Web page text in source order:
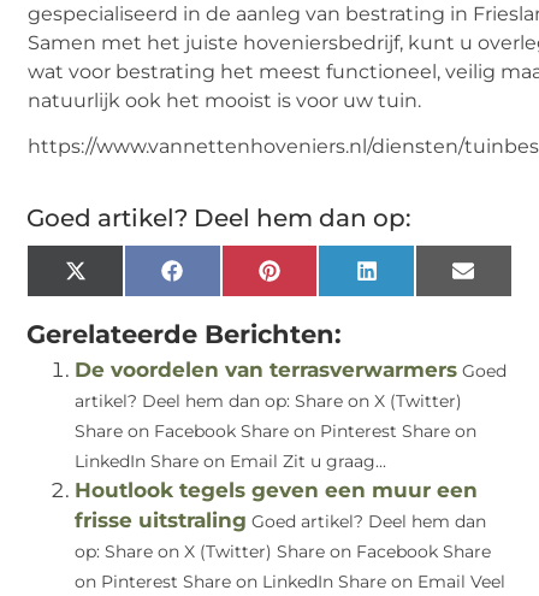
gespecialiseerd in de aanleg van bestrating in
Samen met het juiste hoveniersbedrijf, kunt u
wat voor bestrating het meest functioneel, veilig
natuurlijk ook het mooist is voor uw tuin.
https://www.vannettenhoveniers.nl/diensten/
Goed artikel? Deel hem dan op:
X
(Twitter)
FacebookPinterestLinkedInEmail
Gerelateerde Berichten:
De voordelen van terrasverwarmers Goed
artikel? Deel hem dan op: Share on X (Twitter)
Share on Facebook Share on Pinterest Share on
LinkedIn Share on Email Zit u graag...
Houtlook tegels geven een muur een
frisse uitstraling Goed artikel? Deel hem dan
op: Share on X (Twitter) Share on Facebook Share
on Pinterest Share on LinkedIn Share on Email Veel